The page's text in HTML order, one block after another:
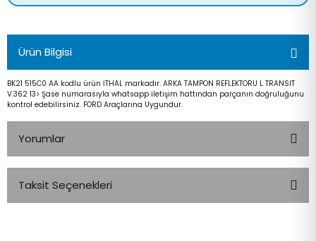
Ürün Bilgisi
BK21 515C0 AA kodlu ürün İTHAL markadır. ARKA TAMPON REFLEKTORU L TRANSIT
V.362 13> Şase numarasıyla whatsapp iletişim hattından parçanın doğruluğunu
kontrol edebilirsiniz. FORD Araçlarına Uygundur.
Yorumlar
Taksit Seçenekleri